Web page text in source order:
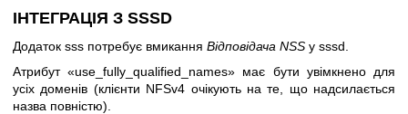
ІНТЕГРАЦІЯ З SSSD
Додаток sss потребує вмикання Відповідача NSS у sssd.
Атрибут «use_fully_qualified_names» має бути увімкнено для
усіх доменів (клієнти NFSv4 очікують на те, що надсилається
назва повністю).